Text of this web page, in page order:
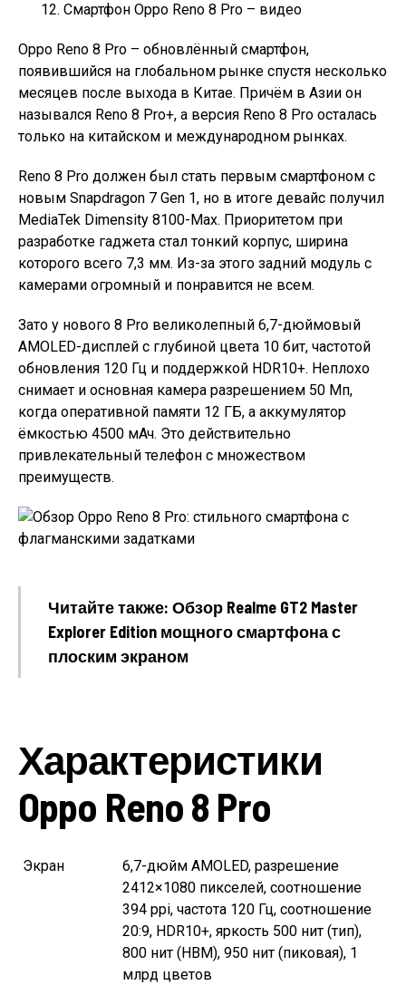
Смартфон Oppo Reno 8 Pro – видео
Oppo Reno 8 Pro – обновлённый смартфон,
появившийся на глобальном рынке спустя несколько
месяцев после выхода в Китае. Причём в Азии он
назывался Reno 8 Pro+, а версия Reno 8 Pro осталась
только на китайском и международном рынках.
Reno 8 Pro должен был стать первым смартфоном с
новым Snapdragon 7 Gen 1, но в итоге девайс получил
MediaTek Dimensity 8100-Max. Приоритетом при
разработке гаджета стал тонкий корпус, ширина
которого всего 7,3 мм. Из-за этого задний модуль с
камерами огромный и понравится не всем.
Зато у нового 8 Pro великолепный 6,7-дюймовый
AMOLED-дисплей с глубиной цвета 10 бит, частотой
обновления 120 Гц и поддержкой HDR10+. Неплохо
снимает и основная камера разрешением 50 Мп,
когда оперативной памяти 12 ГБ, а аккумулятор
ёмкостью 4500 мАч. Это действительно
привлекательный телефон с множеством
преимуществ.
Читайте также: Обзор Realme GT2 Master
Explorer Edition мощного смартфона с
плоским экраном
Характеристики
Oppo Reno 8 Pro
Экран
6,7-дюйм AMOLED, разрешение
2412×1080 пикселей, соотношение
394 ppi, частота 120 Гц, соотношение
20:9, HDR10+, яркость 500 нит (тип),
800 нит (HBM), 950 нит (пиковая), 1
млрд цветов